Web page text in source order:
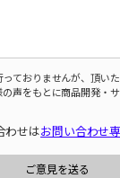
ておりませんが、頂い
声をもとに商品開発・
わせはお問い合わせ